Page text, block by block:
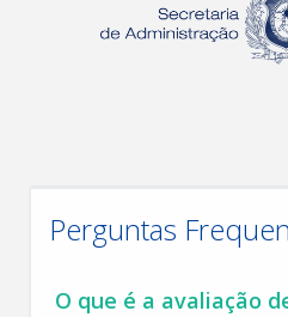
Perguntas
O que é a avaliação